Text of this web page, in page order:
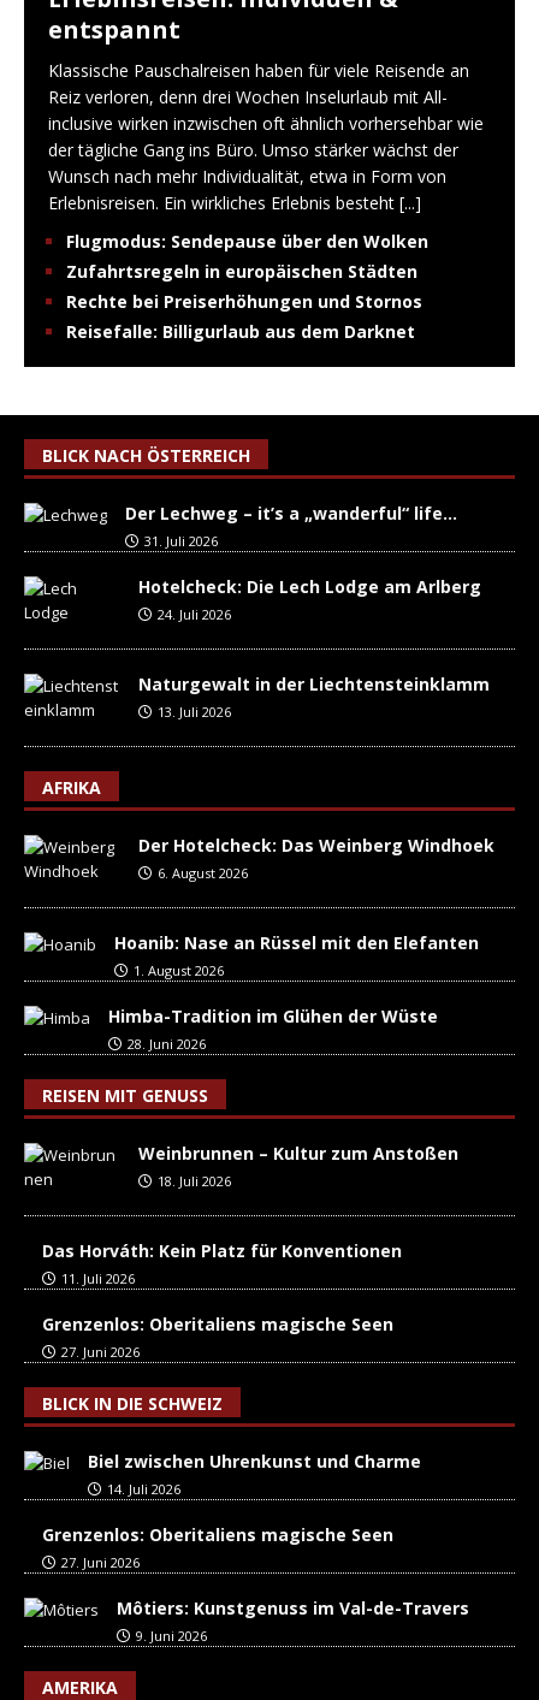
entspannt
Klassische Pauschalreisen haben für viele Reisende an
Reiz verloren, denn drei Wochen Inselurlaub mit All-
inclusive wirken inzwischen oft ähnlich vorhersehbar wie
der tägliche Gang ins Büro. Umso stärker wächst der
Wunsch nach mehr Individualität, etwa in Form von
Erlebnisreisen. Ein wirkliches Erlebnis besteht [...]
Flugmodus: Sendepause über den Wolken
Zufahrtsregeln in europäischen Städten
Rechte bei Preiserhöhungen und Stornos
Reisefalle: Billigurlaub aus dem Darknet
BLICK NACH ÖSTERREICH
Der Lechweg – it’s a „wanderful“ life…
31. Juli 2026
Hotelcheck: Die Lech Lodge am Arlberg
24. Juli 2026
Naturgewalt in der Liechtensteinklamm
13. Juli 2026
AFRIKA
Der Hotelcheck: Das Weinberg Windhoek
6. August 2026
Hoanib: Nase an Rüssel mit den Elefanten
1. August 2026
Himba-Tradition im Glühen der Wüste
28. Juni 2026
REISEN MIT GENUSS
Weinbrunnen – Kultur zum Anstoßen
18. Juli 2026
Das Horváth: Kein Platz für Konventionen
11. Juli 2026
Grenzenlos: Oberitaliens magische Seen
27. Juni 2026
BLICK IN DIE SCHWEIZ
Biel zwischen Uhrenkunst und Charme
14. Juli 2026
Grenzenlos: Oberitaliens magische Seen
27. Juni 2026
Môtiers: Kunstgenuss im Val-de-Travers
9. Juni 2026
AMERIKA